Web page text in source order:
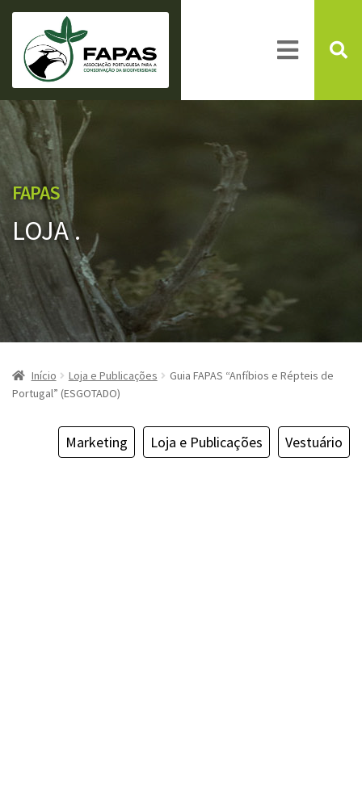
FAPAS
LOJA .
Início Loja e Publicações
Guia FAPAS “Anfíbios e Répteis de
Portugal” (ESGOTADO)
Marketing Loja e Publicações Vestuário